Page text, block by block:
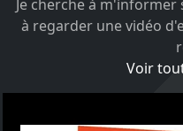
Je cherche à
à regarder une vidéo
Voir